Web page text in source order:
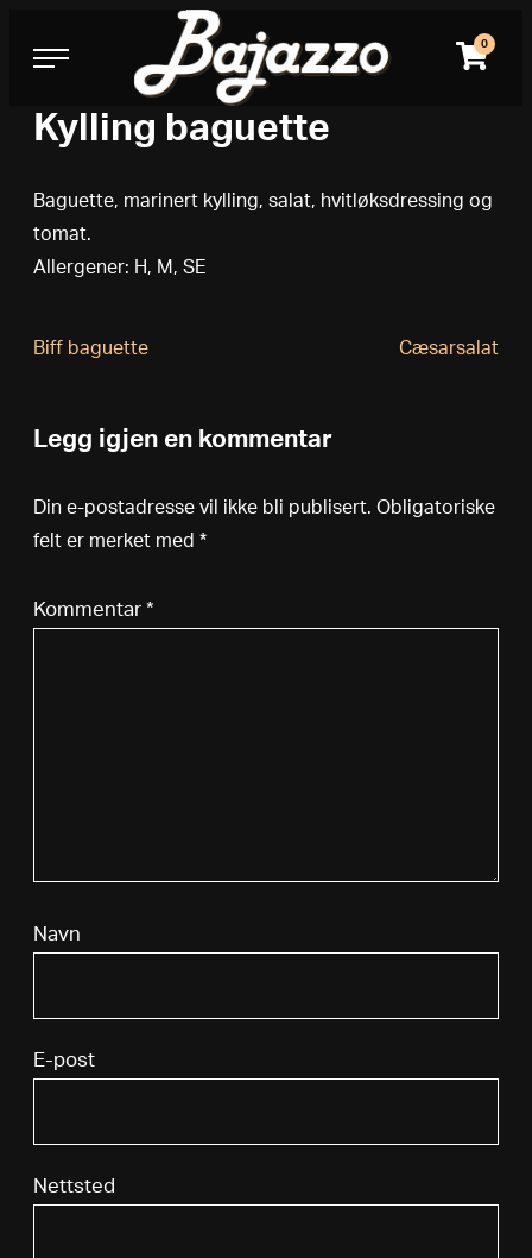
content
0
Kylling baguette
Baguette, marinert kylling, salat, hvitløksdressing og
tomat.
Allergener: H, M, SE
Innleggsnavigasjon
Biff baguette Cæsarsalat
Legg igjen en kommentar
Din e-postadresse vil ikke bli publisert. Obligatoriske
felt er merket med *
Kommentar *
Navn
E-post
Nettsted